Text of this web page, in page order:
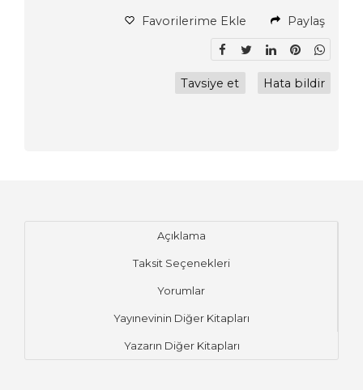
Favorilerime Ekle Paylaş
Tavsiye et Hata bildir
Açıklama
Taksit Seçenekleri
Yorumlar
Yayınevinin Diğer Kitapları
Yazarın Diğer Kitapları